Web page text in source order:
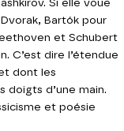
Si elle voue
Bartók pour
et Schubert
C’est dire l’étendue
dont les
d’une main.
et poésie